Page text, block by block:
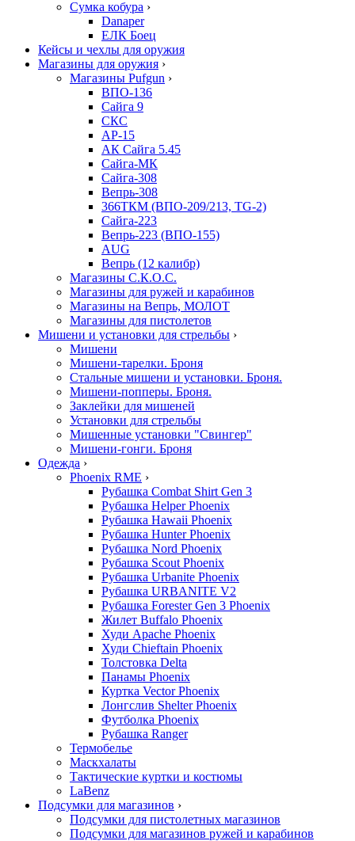
Сумка кобура ›
Danaper
ЕЛК Боец
Кейсы и чехлы для оружия
Магазины для оружия ›
Магазины Pufgun ›
ВПО-136
Сайга 9
СКС
АР-15
АК Сайга 5.45
Сайга-МК
Сайга-308
Вепрь-308
366ТКМ (ВПО-209/213, TG-2)
Сайга-223
Вепрь-223 (ВПО-155)
AUG
Вепрь (12 калибр)
Магазины С.К.О.С.
Магазины для ружей и карабинов
Магазины на Вепрь, МОЛОТ
Магазины для пистолетов
Мишени и установки для стрельбы ›
Мишени
Мишени-тарелки. Броня
Стальные мишени и установки. Броня.
Мишени-попперы. Броня.
Заклейки для мишеней
Установки для стрельбы
Мишенные установки "Свингер"
Мишени-гонги. Броня
Одежда ›
Phoenix RME ›
Рубашка Combat Shirt Gen 3
Рубашка Helper Phoenix
Рубашка Hawaii Phoenix
Рубашка Hunter Phoenix
Рубашка Nord Phoenix
Рубашка Scout Phoenix
Рубашка Urbanite Phoenix
Рубашка URBANITE V2
Рубашка Forester Gen 3 Phoenix
Жилет Buffalo Phoenix
Худи Apache Phoenix
Худи Chieftain Phoenix
Толстовка Delta
Панамы Phoenix
Куртка Vector Phoenix
Лонгслив Shelter Phoenix
Футболка Phoenix
Рубашка Ranger
Термобелье
Маскхалаты
Тактические куртки и костюмы
LaBenz
Подсумки для магазинов ›
Подсумки для пистолетных магазинов
Подсумки для магазинов ружей и карабинов